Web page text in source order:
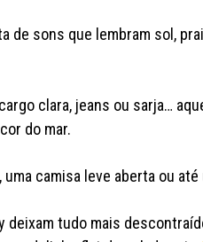
de sons que lembram sol,
clara, jeans ou sarja…
do mar.
camisa leve aberta ou
deixam tudo mais